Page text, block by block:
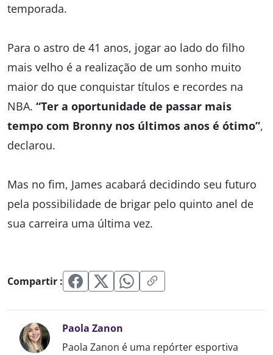
temporada.
Para o astro de 41 anos, jogar ao lado do filho
mais velho é a realização de um sonho muito
maior do que conquistar títulos e recordes na
NBA. “Ter a oportunidade de passar mais
tempo com Bronny nos últimos anos é ótimo”,
declarou.
Mas no fim, James acabará decidindo seu futuro
pela possibilidade de brigar pelo quinto anel de
sua carreira uma última vez.
Compartir :
Paola Zanon
Paola Zanon é uma repórter esportiva